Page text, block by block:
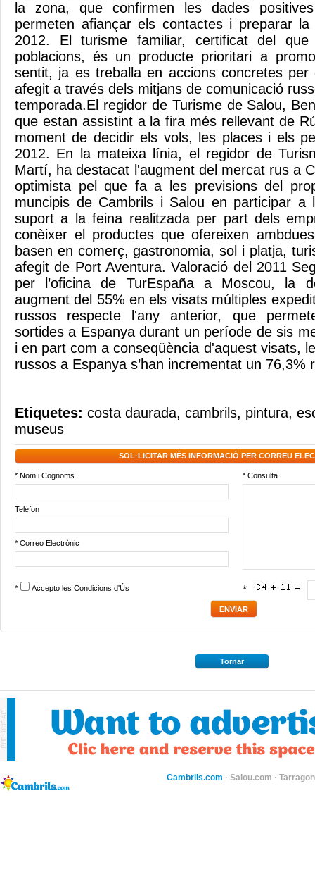
la zona, que confirmen les dades
permeten afiançar els contactes i preparar
2012. El turisme familiar, certificat del que
poblacions, és un producte prioritari a
sentit, ja es treballa en accions concretes per
afegit a través dels mitjans de comunicació
temporada.El regidor de Turisme de Salou,
que estan assistint a la fira més rellevant de
moment de decidir els vols, les places i els
2012. En la mateixa línia, el regidor de
Martí, ha destacat l'augment del mercat rus a
optimista pel que fa a les previsions del
muncipis de Cambrils i Salou en participar
suport a la feina realitzada per part dels
conèixer el productes que ofereixen
basen en comerç, gastronomia, sol i platja,
afegit de Port Aventura. Valoració del 2011
per l’oficina de TurEspaña a Moscou, la
augment del 55% en els visats múltiples
russos respecte l'any anterior, que
sortides a Espanya durant un període de sis
i en part com a conseqüència d'aquest visats,
russos a Espanya s’han incrementat un 76,3%
Etiquetes: costa daurada, cambrils, pintura,
museus
SOL·LICITAR MÉS INFORMACIÓ PER CORREU
* Nom i Cognoms * Consulta
Telèfon
* Correo Electrònic
* Accepto les Condicions d'Ús *
Tornar
Cambrils.com · Salou.com ·